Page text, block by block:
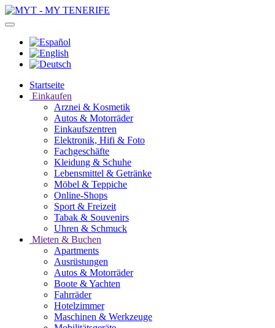
Startseite
Einkaufen
Arznei & Kosmetik
Autos & Motorräder
Einkaufszentren
Elektronik, Hifi & Foto
Fachgeschäfte
Kleidung & Schuhe
Lebensmittel & Getränke
Möbel & Teppiche
Online-Shops
Sport & Freizeit
Tabak & Souvenirs
Uhren & Schmuck
Mieten & Buchen
Apartments
Ausrüstungen
Autos & Motorräder
Boote & Yachten
Fahrräder
Hotelzimmer
Maschinen & Werkzeuge